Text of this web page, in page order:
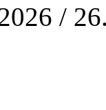
/